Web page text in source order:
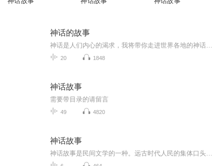
神话的故事
20 1848
神话故事
需要带目录的请留言
49 4820
神话故事